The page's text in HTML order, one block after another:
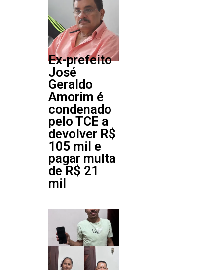
Ex-prefeito
José
Geraldo
Amorim é
condenado
pelo TCE a
devolver R$
105 mil e
pagar multa
de R$ 21
mil